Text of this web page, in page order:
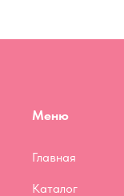
Меню
Главная
Каталог